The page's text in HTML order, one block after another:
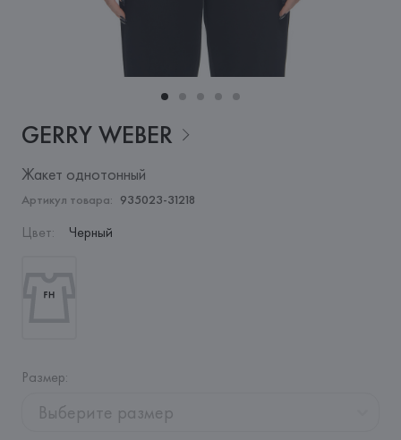
GERRY WEBER
Жакет однотонный
Артикул товара: 935023-31218
Цвет: Черный
Размер:
Выберите размер